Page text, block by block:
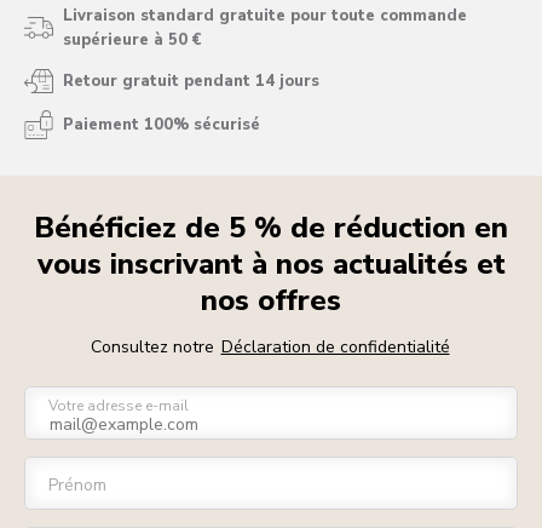
Livraison standard gratuite pour toute commande
supérieure à 50 €
Retour gratuit pendant 14 jours
Paiement 100% sécurisé
Bénéficiez de 5 % de réduction en
vous inscrivant à nos actualités et
nos offres
Consultez notre Déclaration de confidentialité
Votre adresse e-mail
Prénom